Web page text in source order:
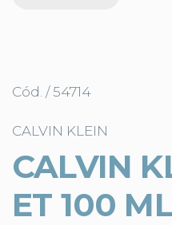
Cód. / 54714
CALVIN KLEIN
CALVIN
ET 100